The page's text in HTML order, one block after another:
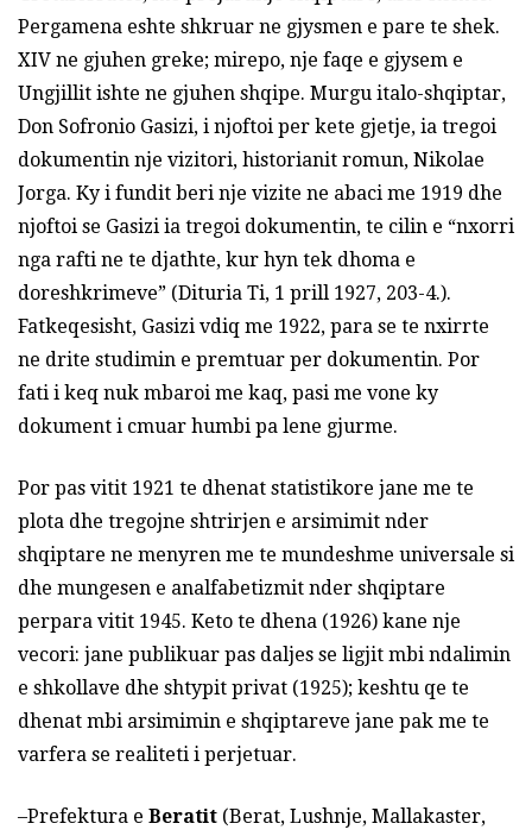
Pergamena eshte shkruar ne gjysmen e pare te shek.
XIV ne gjuhen greke; mirepo, nje faqe e gjysem e
Ungjillit ishte ne gjuhen shqipe. Murgu italo-shqiptar,
Don Sofronio Gasizi, i njoftoi per kete gjetje, ia tregoi
dokumentin nje vizitori, historianit romun, Nikolae
Jorga. Ky i fundit beri nje vizite ne abaci me 1919 dhe
njoftoi se Gasizi ia tregoi dokumentin, te cilin e “nxorri
nga rafti ne te djathte, kur hyn tek dhoma e
doreshkrimeve” (Dituria Ti, 1 prill 1927, 203-4.).
Fatkeqesisht, Gasizi vdiq me 1922, para se te nxirrte
ne drite studimin e premtuar per dokumentin. Por
fati i keq nuk mbaroi me kaq, pasi me vone ky
dokument i cmuar humbi pa lene gjurme.
Por pas vitit 1921 te dhenat statistikore jane me te
plota dhe tregojne shtrirjen e arsimimit nder
shqiptare ne menyren me te mundeshme universale si
dhe mungesen e analfabetizmit nder shqiptare
perpara vitit 1945. Keto te dhena (1926) kane nje
vecori: jane publikuar pas daljes se ligjit mbi ndalimin
e shkollave dhe shtypit privat (1925); keshtu qe te
dhenat mbi arsimimin e shqiptareve jane pak me te
varfera se realiteti i perjetuar.
–Prefektura e Beratit (Berat, Lushnje, Mallakaster,